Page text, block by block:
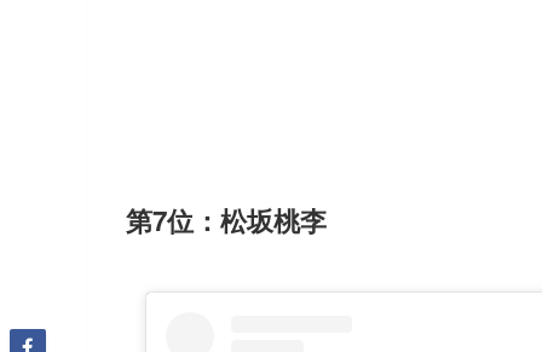
第7位：松坂桃李